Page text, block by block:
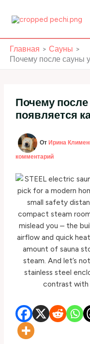
Главная
Сауны
Почему после сауны
Почему
появляется
От Ирина
комментарий